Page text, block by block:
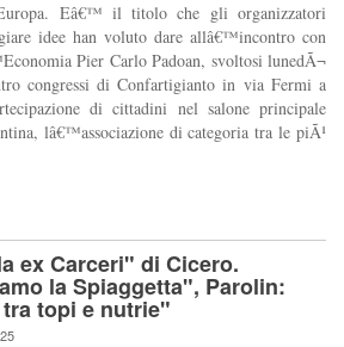
Eâ€™ il titolo che gli organizzatori
idee han voluto dare allâ€™incontro con
Pier Carlo Padoan, svoltosi lunedÃ¬
congressi di Confartigianto in via Fermi a
di cittadini nel salone principale
lâ€™associazione di categoria tra le piÃ¹
ex Carceri" di Cicero.
la Spiaggetta", Parolin:
topi e nutrie"